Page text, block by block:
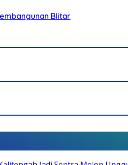
Blitar